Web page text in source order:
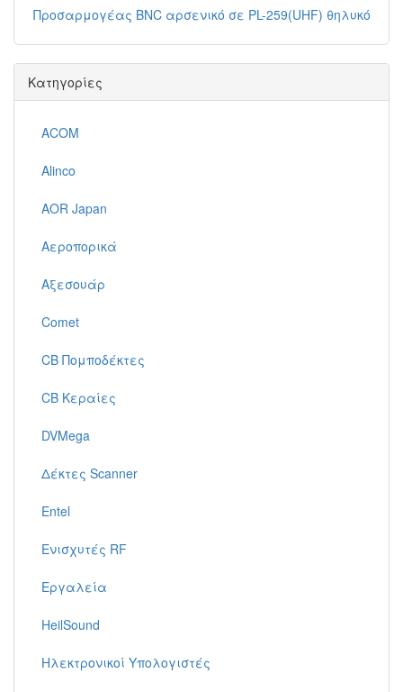
Προσαρμογέας BNC αρσενικό σε PL-259(UHF) θηλυκό
Κατηγορίες
ACOM
Alinco
AOR Japan
Αεροπορικά
Αξεσουάρ
Comet
CB Πομποδέκτες
CB Κεραίες
DVMega
Δέκτες Scanner
Entel
Ενισχυτές RF
Εργαλεία
HeilSound
Ηλεκτρονικοί Υπολογιστές